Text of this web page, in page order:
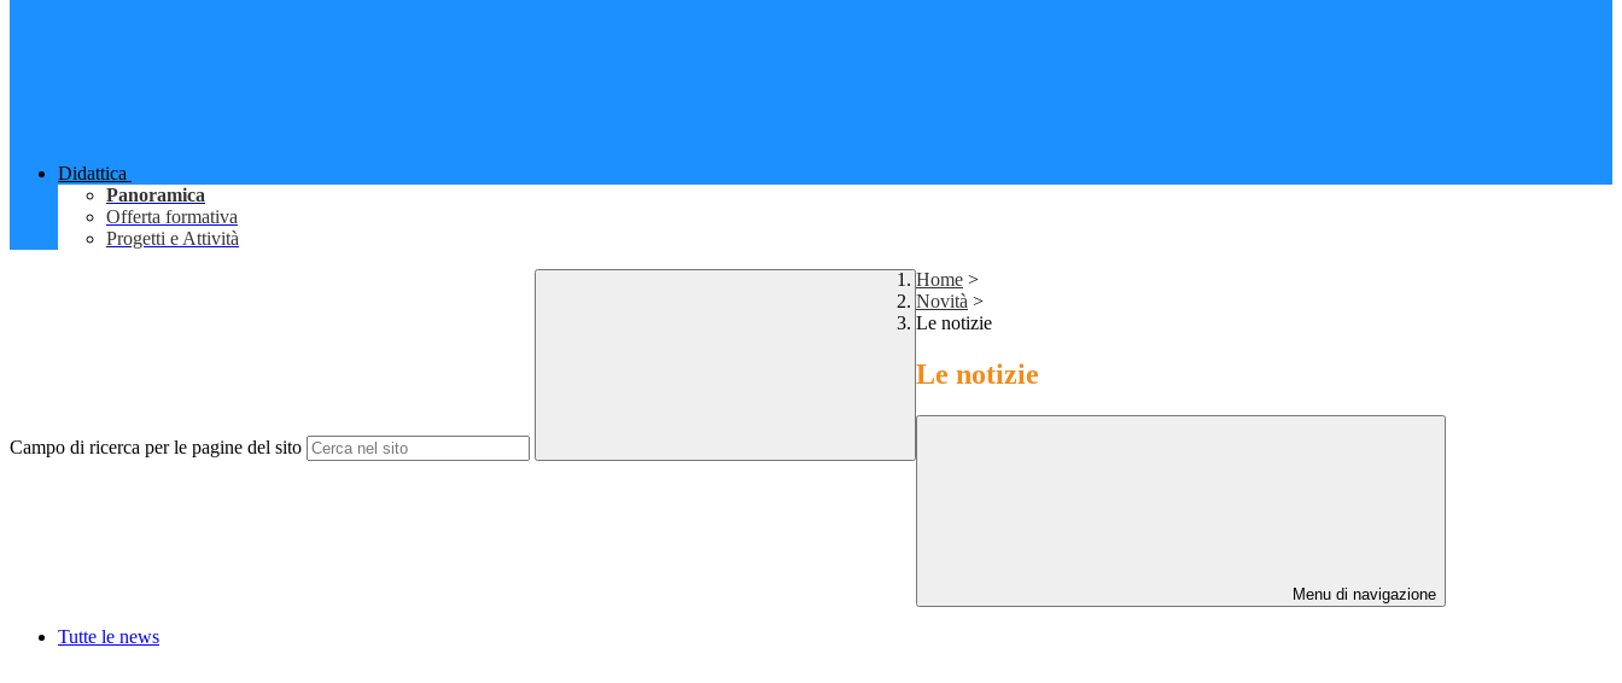
Didattica
Panoramica
Offerta formativa
Progetti e Attività
Campo di ricerca per le pagine del sito
Home >
Novità >
Le notizie
Le notizie
Menu di navigazione
Tutte le news